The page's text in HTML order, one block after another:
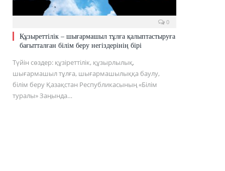
0
Құзыреттілік – шығармашыл тұлға қалыптастыруға
бағытталған білім беру негіздерінің бірі
Түйін сөздер: құзіреттілік, құзырлылық,
шығармашыл тұлға, шығармашылыққа баулу,
білім беру Қазақстан Республикасының «Білім
туралы» Заңында…